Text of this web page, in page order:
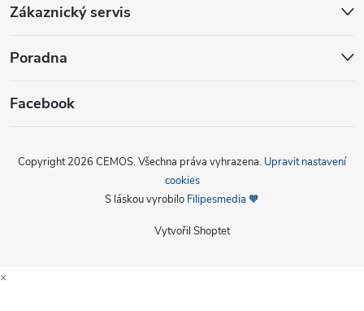
Zákaznický servis
Poradna
Facebook
Vytvořil Shoptet
Copyright 2026 CEMOS. Všechna práva vyhrazena. Upravit nastavení
cookies
S láskou vyrobilo Filipesmedia 🧡
×